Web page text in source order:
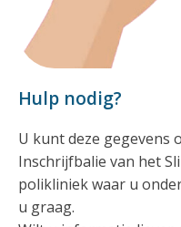
Hulp nodig?
U kunt deze gegevens
Inschrijfbalie van het
polikliniek waar u
u graag.